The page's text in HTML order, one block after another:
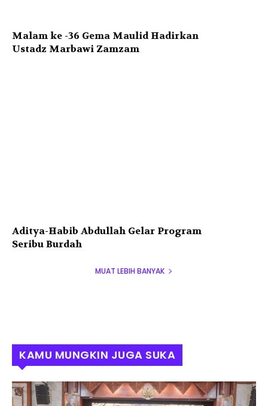
Malam ke -36 Gema Maulid Hadirkan
Ustadz Marbawi Zamzam
Aditya-Habib Abdullah Gelar Program
Seribu Burdah
MUAT LEBIH BANYAK
KAMU MUNGKIN JUGA SUKA